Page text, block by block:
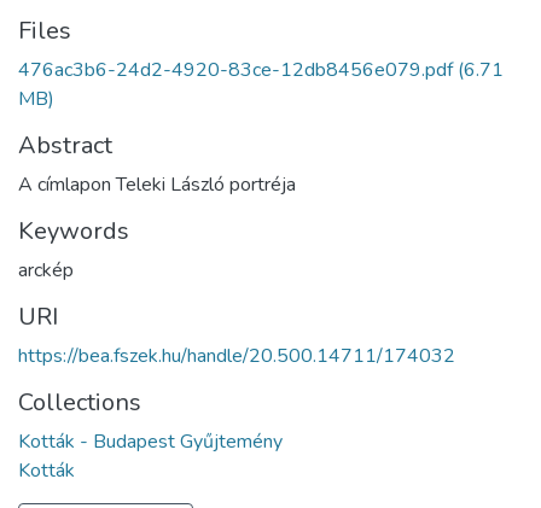
Files
476ac3b6-24d2-4920-83ce-12db8456e079.pdf(6.71
MB)
Abstract
A címlapon Teleki László portréja
Keywords
arckép
URI
https://bea.fszek.hu/handle/20.500.14711/174032
Collections
Kották - Budapest Gyűjtemény
Kották